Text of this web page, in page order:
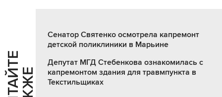
Ч
И
Т
А
Т
Е
Т
А
К
Ж
Сенатор Святенко осмотрела капремонт
детской поликлиники в Марьине
Депутат МГД Стебенкова ознакомилась с
капремонтом здания для травмпункта в
Текстильщиках